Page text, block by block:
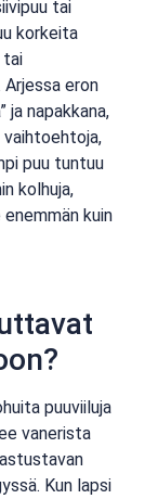
tai
korkeita
tai
eron
ja napakkana,
vaihtoehtoja,
puu tuntuu
kolhuja,
kuin
puuviiluja
vanerista
Kun lapsi